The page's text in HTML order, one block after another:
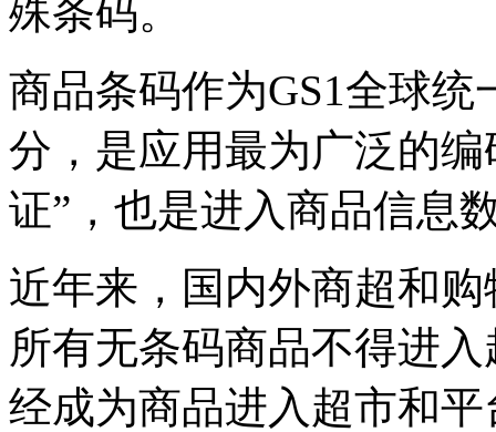
殊条码。
商品条码作为GS1全球
分，是应用最为广泛的
证”，也是进入商品信息
近年来，国内外商超和
所有无条码商品不得进
经成为商品进入超市和